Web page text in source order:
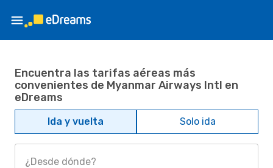
Encuentra las tarifas aéreas más
convenientes de Myanmar Airways Intl en
eDreams
Ida y vuelta Solo ida
¿Desde dónde?